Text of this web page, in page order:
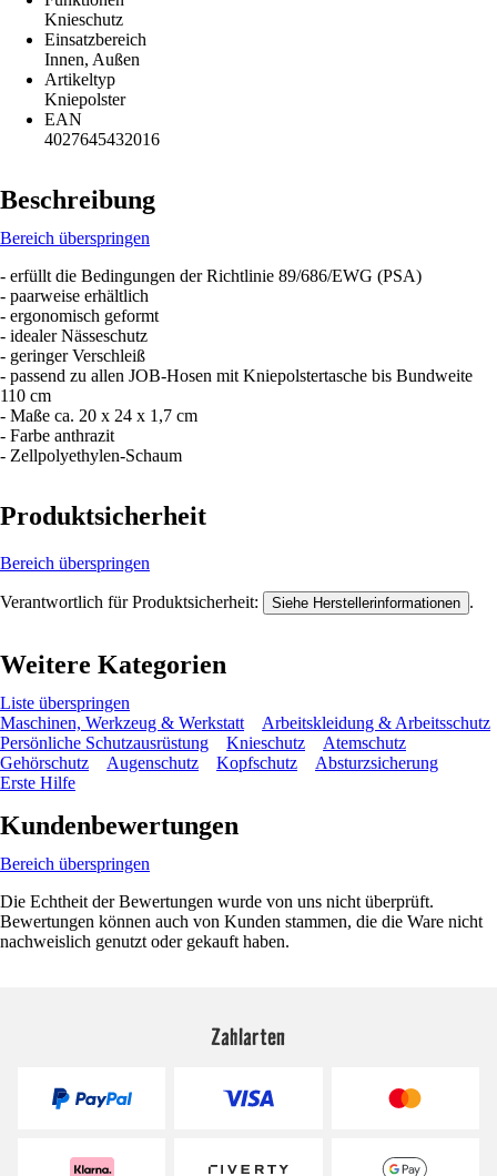
Knieschutz
Einsatzbereich
Innen, Außen
Artikeltyp
Kniepolster
EAN
4027645432016
Beschreibung
Bereich überspringen
- erfüllt die Bedingungen der Richtlinie 89/686/EWG (PSA)
- paarweise erhältlich
- ergonomisch geformt
- idealer Nässeschutz
- geringer Verschleiß
- passend zu allen JOB-Hosen mit Kniepolstertasche bis Bundweite
110 cm
- Maße ca. 20 x 24 x 1,7 cm
- Farbe anthrazit
- Zellpolyethylen-Schaum
Produktsicherheit
Bereich überspringen
Verantwortlich für Produktsicherheit: Siehe Herstellerinformationen .
Weitere Kategorien
Liste überspringen
Maschinen, Werkzeug & Werkstatt
Arbeitskleidung & Arbeitsschutz
Persönliche Schutzausrüstung
Knieschutz
Atemschutz
Gehörschutz
Augenschutz Kopfschutz
Absturzsicherung
Erste Hilfe
Kundenbewertungen
Bereich überspringen
Die Echtheit der Bewertungen wurde von uns nicht überprüft.
Bewertungen können auch von Kunden stammen, die die Ware nicht
nachweislich genutzt oder gekauft haben.
Zahlarten